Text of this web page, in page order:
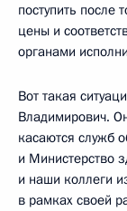
поступить после
цены и
органами
Вот такая
Владимирович.
касаются служб
и Министерство
и наши коллеги
в рамках своей